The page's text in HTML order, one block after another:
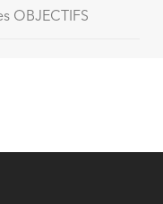
OBJECTIFS